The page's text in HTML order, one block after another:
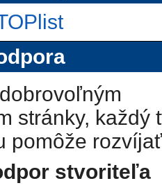
stránky, každý
pomôže
stvoriteľa